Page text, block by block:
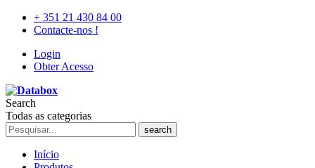
+ 351 21 430 84 00
Contacte-nos !
Login
Obter Acesso
Search
Todas as categorias
search
Início